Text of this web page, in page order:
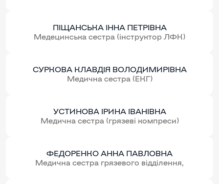
ПІЩАНСЬКА ІННА ПЕТРІВНА
Медецинська сестра (інструктор ЛФК)
СУРКОВА КЛАВДІЯ ВОЛОДИМИРІВНА
Медична сестра (ЕКГ)
УСТИНОВА ІРИНА ІВАНІВНА
Медична сестра (грязеві компреси)
ФЕДОРЕНКО АННА ПАВЛОВНА
Медична сестра грязевого відділення,